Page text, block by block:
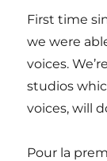
First time
we were
voices.
studios
voices, will
Pour la